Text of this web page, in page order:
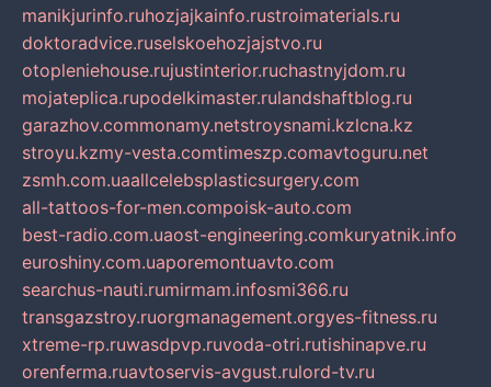
manikjurinfo.ruhozjajkainfo.rustroimaterials.ru
doktoradvice.ruselskoehozjajstvo.ru
otopleniehouse.rujustinterior.ruchastnyjdom.ru
mojateplica.rupodelkimaster.rulandshaftblog.ru
garazhov.commonamy.netstroysnami.kzlcna.kz
stroyu.kzmy-vesta.comtimeszp.comavtoguru.net
zsmh.com.uaallcelebsplasticsurgery.com
all-tattoos-for-men.compoisk-auto.com
best-radio.com.uaost-engineering.comkuryatnik.info
euroshiny.com.uaporemontuavto.com
searchus-nauti.rumirmam.infosmi366.ru
transgazstroy.ruorgmanagement.orgyes-fitness.ru
xtreme-rp.ruwasdpvp.ruvoda-otri.rutishinapve.ru
orenferma.ruavtoservis-avgust.rulord-tv.ru